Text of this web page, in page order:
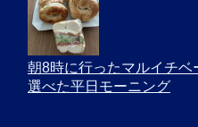
朝8時に行ったマルイチベ
選べた平日モーニング